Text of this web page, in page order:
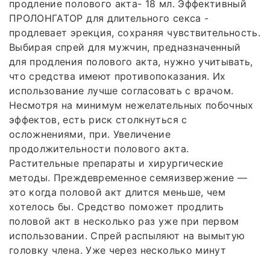
продление полового акта- 18 мл. Эффективный
ПРОЛОНГАТОР для длительного секса -
продлевает эрекция, сохраняя чувствительность.
Выбирая спрей для мужчин, предназначенный
для продления полового акта, нужно учитывать,
что средства имеют противопоказания. Их
использование лучше согласовать с врачом.
Несмотря на минимум нежелательных побочных
эффектов, есть риск столкнуться с
осложнениями, при. Увеличение
продолжительности полового акта.
Растительные препараты и хирургические
методы. Преждевременное семяизвержение —
это когда половой акт длится меньше, чем
хотелось бы. Средство поможет продлить
половой акт в несколько раз уже при первом
использовании. Спрей распыляют на вымытую
головку члена. Уже через несколько минут